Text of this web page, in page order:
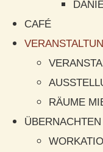
CAFÉ
RÄUME
ÜBERNACHTEN